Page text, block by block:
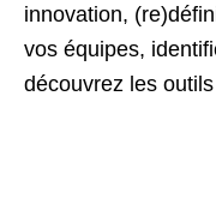
innovation,
vos équipes,
découvrez les